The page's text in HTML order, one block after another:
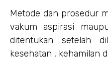
Metode dan prosedur
vakum aspirasi
ditentukan setelah
kesehatan , kehamilan